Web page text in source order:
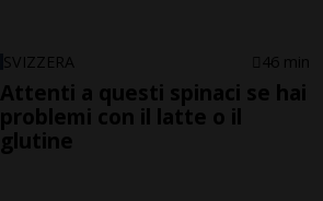
SVIZZERA 46 min
Attenti a questi spinaci se hai
problemi con il latte o il
glutine